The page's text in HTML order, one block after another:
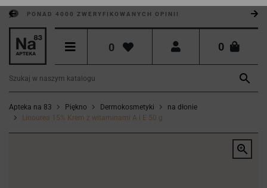
PONAD 4000 ZWERYFIKOWANYCH OPINII
0 0

Apteka na 83 Piękno Dermokosmetyki
na dłonie
Linourea 15% Krem z witaminami A i E 50 g
